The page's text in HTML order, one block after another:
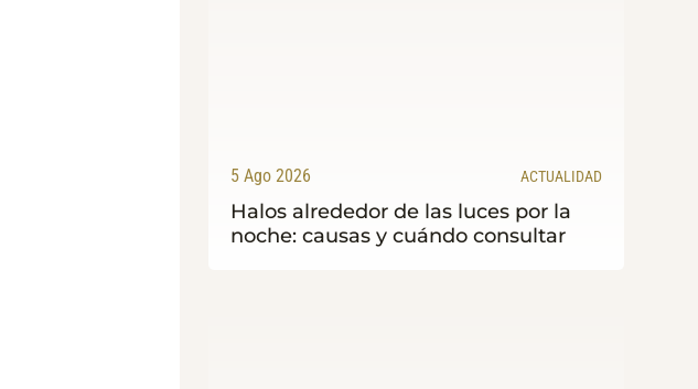
5 Ago 2026 ACTUALIDAD
Halos alrededor de las luces por la
noche: causas y cuándo consultar